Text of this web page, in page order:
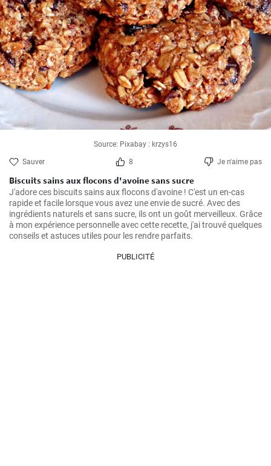
Source: Pixabay : krzys16
Sauver 8 Je n'aime pas
Biscuits sains aux flocons d'avoine sans sucre
J'adore ces biscuits sains aux flocons d'avoine ! C'est un en-cas
rapide et facile lorsque vous avez une envie de sucré. Avec des
ingrédients naturels et sans sucre, ils ont un goût merveilleux. Grâce
à mon expérience personnelle avec cette recette, j'ai trouvé quelques
conseils et astuces utiles pour les rendre parfaits.
PUBLICITÉ